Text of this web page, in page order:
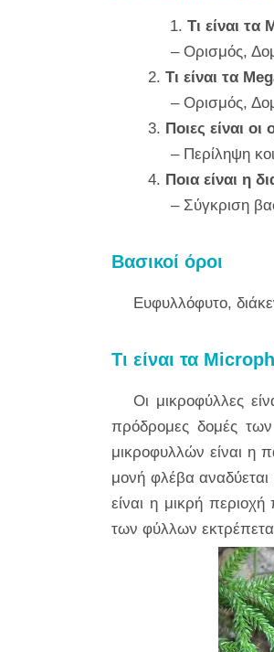
1. Τι είναι
– Ορισμός,
2. Τι είναι τα
– Ορισμός,
3. Ποιες είναι
– Περίληψη
4. Ποια είναι η
– Σύγκριση
Βασικοί όροι
Ευφυλλόφυτο,
Τι είναι τα
Οι μικροφύλλες
πρόδρομες δομές
μικροφυλλών είναι η
μονή φλέβα
είναι η μικρή
των φύλλων